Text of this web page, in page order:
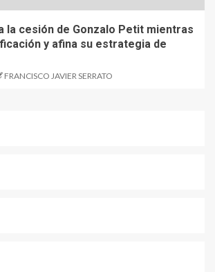
la cesión de Gonzalo Petit mientras
y afina su estrategia de
FRANCISCO JAVIER SERRATO